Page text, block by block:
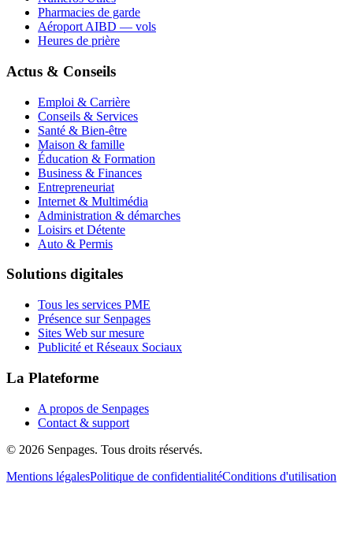
Pharmacies de garde
Aéroport AIBD — vols
Heures de prière
Actus & Conseils
Emploi & Carrière
Conseils & Services
Santé & Bien-être
Maison & famille
Éducation & Formation
Business & Finances
Entrepreneuriat
Internet & Multimédia
Administration & démarches
Loisirs et Détente
Auto & Permis
Solutions digitales
Tous les services PME
Présence sur Senpages
Sites Web sur mesure
Publicité et Réseaux Sociaux
La Plateforme
A propos de Senpages
Contact & support
© 2026 Senpages. Tous droits réservés.
Mentions légalesPolitique de confidentialitéConditions d'utilisation